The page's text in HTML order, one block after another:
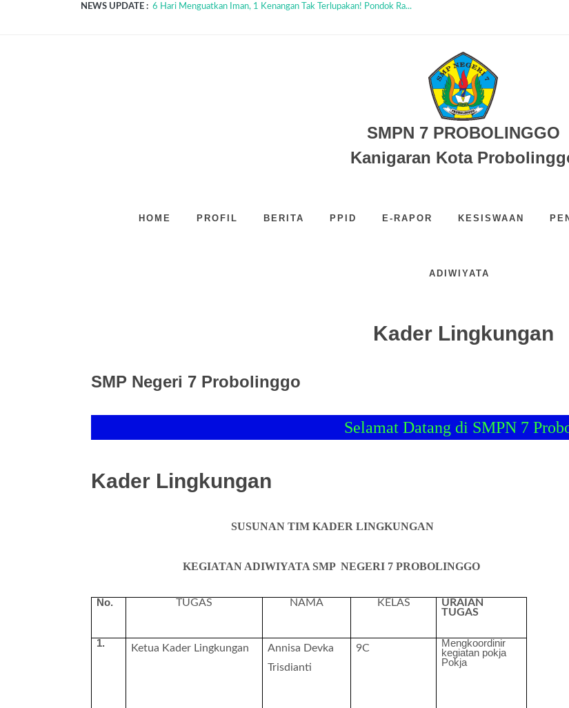
NEWS UPDATE : 6 Hari Menguatkan Iman, 1 Kenangan Tak Terlupakan! Pondok Ra...
SMPN 7 PROBOLINGGO
Kanigaran Kota
HOME PROFIL BERITA PPID E-RAPOR KESISWAAN
ADIWIYATA
Kader Lingkungan
SMP Negeri 7 Probolinggo
Selamat Datang di SMPN 7
Kader Lingkungan
SUSUNAN TIM KADER LINGKUNGAN
KEGIATAN ADIWIYATA SMP NEGERI 7 PROBOLINGGO
No. TUGAS NAMA KELAS
URAIAN
TUGAS
1. Ketua Kader Lingkungan
Annisa Devka
Trisdianti
9C
Mengkoordinir
kegiatan pokja
Pokja